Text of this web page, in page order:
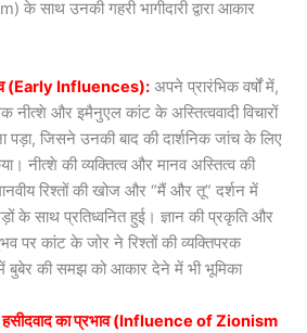
साथ उनकी गहरी भागीदारी द्वारा आकार
(Early Influences): अपने प्रारंभिक वर्षों में,
नीत्शे और इमैनुएल कांट के अस्तित्ववादी विचारों
पड़ा, जिसने उनकी बाद की दार्शनिक जांच के लिए
नीत्शे की व्यक्तित्व और मानव अस्तित्व की
रिश्तों की खोज और “मैं और तू” दर्शन में
के साथ प्रतिध्वनित हुई। ज्ञान की प्रकृति और
पर कांट के जोर ने रिश्तों की व्यक्तिपरक
बुबेर की समझ को आकार देने में भी भूमिका
हसीदवाद का प्रभाव (Influence of Zionism